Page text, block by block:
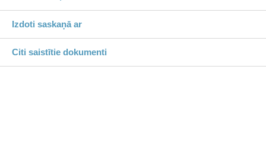
Izdoti saskaņā ar
Citi saistītie dokumenti